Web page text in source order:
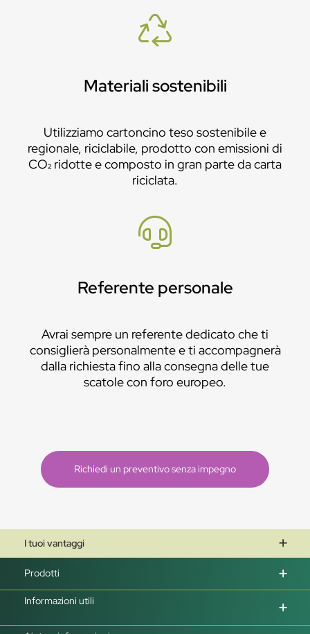
Materiali sostenibili
Utilizziamo cartoncino teso sostenibile e
regionale, riciclabile, prodotto con emissioni di
CO₂ ridotte e composto in gran parte da carta
riciclata.
Referente personale
Avrai sempre un referente dedicato che ti
consiglierà personalmente e ti accompagnerà
dalla richiesta fino alla consegna delle tue
scatole con foro europeo.
Richiedi un preventivo senza impegno
I tuoi vantaggi
Prodotti
Informazioni utili